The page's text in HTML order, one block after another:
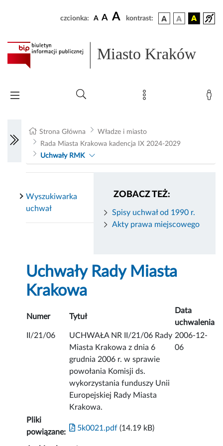
czcionka: A A A kontrast:
Miasto Kraków
Strona Główna
Władze i miasto
Rada Miasta Krakowa kadencja IX 2024-2029
Uchwały RMK
ZOBACZ TEŻ:
Spisy uchwał od 1990 r.
Akty prawa miejscowego
Wyszukiwarka
uchwał
Uchwały Rady Miasta
Krakowa
Numer Tytuł
Data
uchwalenia
II/21/06
UCHWAŁA NR II/21/06 Rady
Miasta Krakowa z dnia 6
grudnia 2006 r. w sprawie
powołania Komisji ds.
wykorzystania funduszy Unii
Europejskiej Rady Miasta
Krakowa.
2006-12-
06
Pliki
powiązane:
5k0021.pdf (14.19 kB)